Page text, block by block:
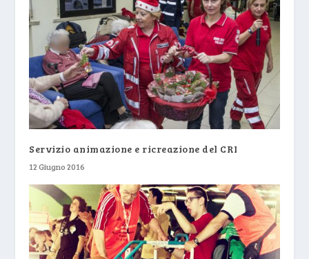
Servizio animazione e ricreazione del CRI
12 Giugno 2016